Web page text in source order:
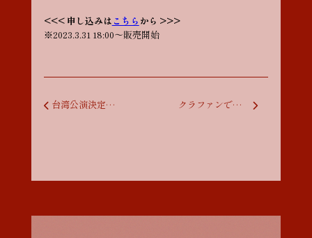
<<< 申し込みは こちら から >>>
※2023.3.31 18:00〜販売開始
投稿ナビゲーション
台湾公演決定しました！ クラファンで初・海外ライブ in 台湾！